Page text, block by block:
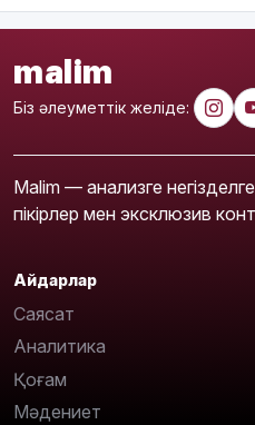
malim
Біз әлеуметтік желіде:
Malim — анализге
пікірлер мен эксклюзив
Айдарлар
Саясат
Аналитика
Қоғам
Мәдениет